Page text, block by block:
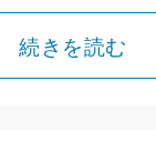
続きを読む